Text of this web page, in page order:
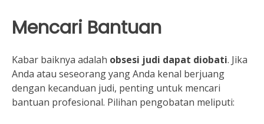
Mencari Bantuan
Kabar baiknya adalah obsesi judi dapat diobati. Jika
Anda atau seseorang yang Anda kenal berjuang
dengan kecanduan judi, penting untuk mencari
bantuan profesional. Pilihan pengobatan meliputi: